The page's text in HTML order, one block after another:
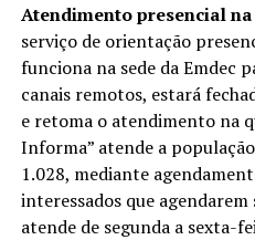
Atendimento presencial na
serviço de orientação
funciona na sede da Emdec
canais remotos, estará
e retoma o atendimento na
Informa” atende a
1.028, mediante
interessados que
atende de segunda a sexta-